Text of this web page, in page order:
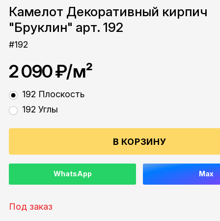
Камелот Декоративный кирпич
"Бруклин" арт. 192
#192
2 090 ₽/м²
192 Плоскость
192 Углы
В КОРЗИНУ
WhatsApp Max
Под заказ